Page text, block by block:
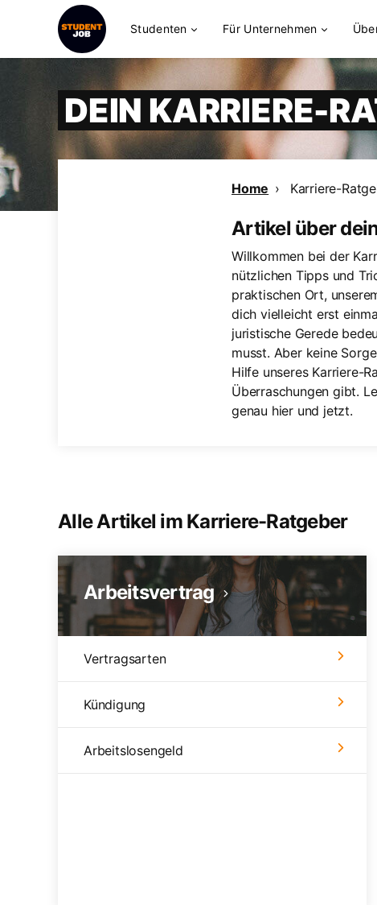
Studenten Für Unternehmen
DEIN KARRIERE-
Home Karriere-
Artikel über
Willkommen bei der
nützlichen Tipps und
praktischen Ort,
dich vielleicht erst
juristische Gerede
musst. Aber keine
Hilfe unseres Karriere-
Überraschungen gibt.
genau hier und jetzt.
Alle Artikel im Karriere-Ratgeber
Arbeitsvertrag
Vertragsarten
Kündigung
Arbeitslosengeld